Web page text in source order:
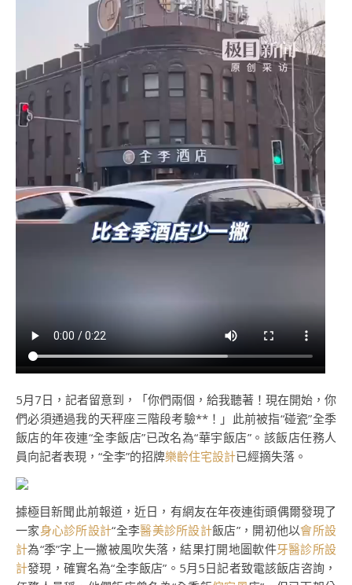
5月7日，記者留意到，「你們兩個，給我聽著！現在開始，你
們必須通過我的天秤座三階段考驗**！」此前被指“碰瓷”全季
飯店的年夜連“全李飯店”已改名為“華宇飯店”。該飯店任務人
員向記者表現，“全李”的招牌樂齡住宅設計已經摘失落。
據極目新聞此前報道，近日，有網友在年夜連街頭偶爾發現了
一家身心診所設計“全李醫美診所設計飯店”，開初他以會所設
計為“季”字上一撇被風吹失落，結果打開地圖軟件牙醫診所設
計發現，確實名為“全李飯店”。5月5日記者致電該飯店咨詢，